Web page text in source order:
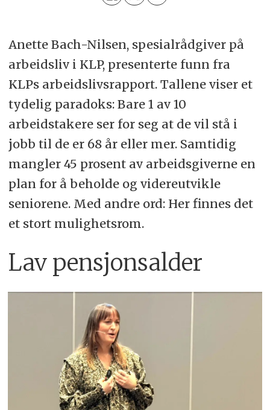
Anette Bach-Nilsen, spesialrådgiver på
arbeidsliv i KLP, presenterte funn fra
KLPs arbeidslivsrapport. Tallene viser et
tydelig paradoks: Bare 1 av 10
arbeidstakere ser for seg at de vil stå i
jobb til de er 68 år eller mer. Samtidig
mangler 45 prosent av arbeidsgiverne en
plan for å beholde og videreutvikle
seniorene. Med andre ord: Her finnes det
et stort mulighetsrom.
Lav pensjonsalder